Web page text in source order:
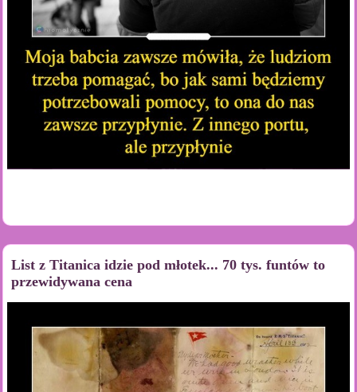
List z Titanica idzie pod młotek... 70 tys. funtów to
przewidywana cena